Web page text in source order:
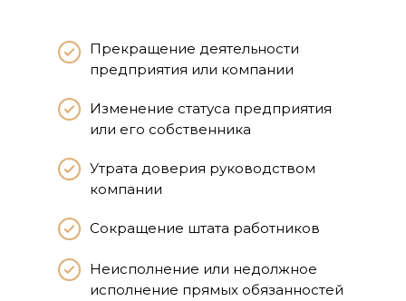
Прекращение деятельности
предприятия или компании
Изменение статуса предприятия
или его собственника
Утрата доверия руководством
компании
Сокращение штата работников
Неисполнение или недолжное
исполнение прямых обязанностей